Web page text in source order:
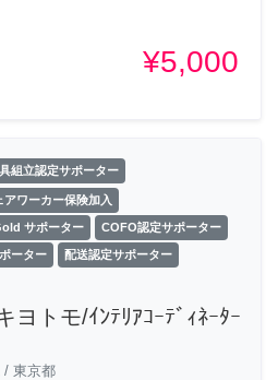
¥5,000
組立認定サポーター
アワーカー保険加入
サポーター COFO認定サポーター
ーター 配送認定サポーター
ヨトモ/ｲﾝﾃﾘｱｺｰﾃﾞｨﾈｰﾀｰ
/ 東京都